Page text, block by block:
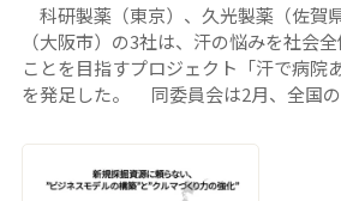
科研製薬（東京）、久光製薬（佐賀
（大阪市）の3社は、汗の悩みを社会
ことを目指すプロジェクト「汗で病院
を発足した。 同委員会は2月、全国